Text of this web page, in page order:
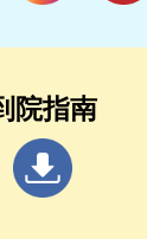
院指南